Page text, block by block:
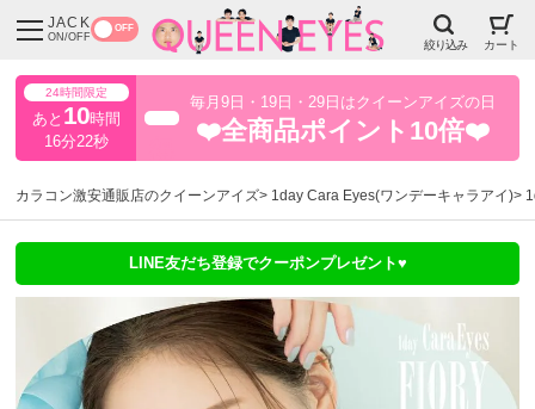
JACK
ON/OFF
OFF
絞り込み カート
24時間限定
あと 10時間
16分22秒
毎月9日・19日・29日はクイーンアイズの日
❤️全商品ポイント10倍❤️
カラコン激安通販店のクイーンアイズ 1day Cara Eyes(ワンデーキャラアイ)
LINE友だち登録でクーポンプレゼント♥